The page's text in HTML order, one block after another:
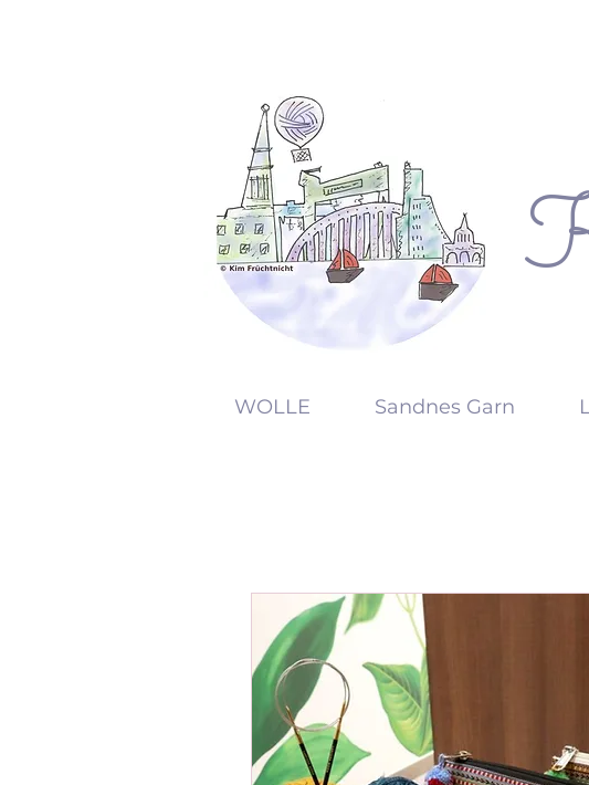
KW
WOLLE Sandnes Garn